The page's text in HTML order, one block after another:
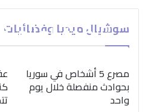
سوشيال ميديا وفضائيات
بمناسبة اليوم
“الصحة
ضرورة اتباع
لمواجهة إدمان
مصرع 5 أشخاص في سوريا
بحوادث منفصلة خلال يوم
واحد